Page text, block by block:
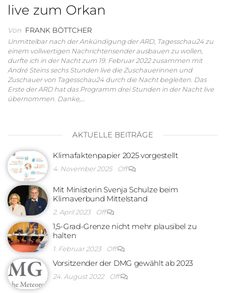
live zum Orkan
Von FRANK BÖTTCHER
Unmittelbar nach der Ankündigung der ARD, Tagesschau24 zu
einem vollwertigen Nachrichtensender ausbauen zu wollen,
durfte ich in der Nacht zum 19. Februar 2022 zusammen mit
André Steins sechs Stunden live die Zuschauerinnen und
Zuschauer von Tagesschau24 durch die Nacht begleiten. Das
Erste der ARD hat das Programm drei Stunden in der Nacht live
übernommen. Danke,…
AKTUELLE BEITRÄGE
Klimafaktenpapier 2025 vorgestellt
4. November 2025 Off
Mit Ministerin Svenja Schulze beim
Klimaverbund Mittelstand
2. April 2023 Off
1,5-Grad-Grenze nicht mehr plausibel zu
halten
1. Februar 2023 Off
Vorsitzender der DMG gewählt ab 2023
24. August 2022 Off